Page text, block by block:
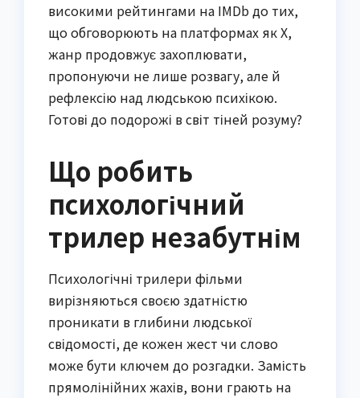
високими рейтингами на IMDb до тих,
що обговорюють на платформах як X,
жанр продовжує захоплювати,
пропонуючи не лише розвагу, але й
рефлексію над людською психікою.
Готові до подорожі в світ тіней розуму?
Що робить
психологічний
трилер незабутнім
Психологічні трилери фільми
вирізняються своєю здатністю
проникати в глибини людської
свідомості, де кожен жест чи слово
може бути ключем до розгадки. Замість
прямолінійних жахів, вони грають на